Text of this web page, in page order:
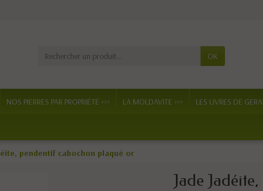
OK
NOS PIERRES PAR PROPRIÉTÉ >>> LA MOLDAVITE >>> LES LIVRES DE
pendentif cabochon plaqué or
Jade